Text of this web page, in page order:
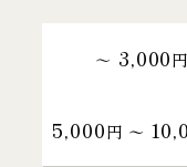
～ 3,000円
5,000円 〜